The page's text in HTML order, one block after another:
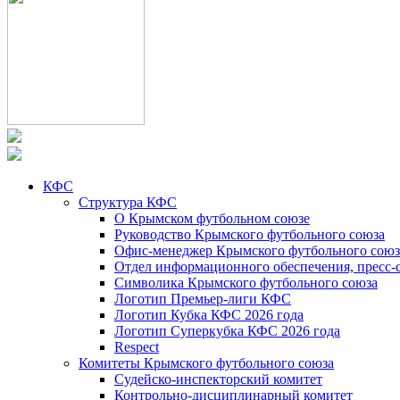
КФС
Структура КФС
О Крымском футбольном союзе
Руководство Крымского футбольного союза
Офис-менеджер Крымского футбольного
Отдел информационного обеспечения, пресс-
Символика Крымского футбольного союза
Логотип Премьер-лиги КФС
Логотип Кубка КФС 2026 года
Логотип Суперкубка КФС 2026 года
Respect
Комитеты Крымского футбольного союза
Судейско-инспекторский комитет
Контрольно-дисциплинарный комитет